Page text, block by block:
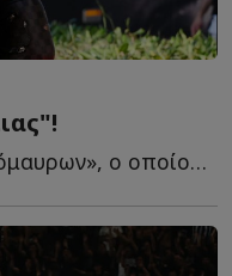
Ο πρώην μέσος των «ασπρόμαυρων», ο οποίος ξεκίνησε τ...